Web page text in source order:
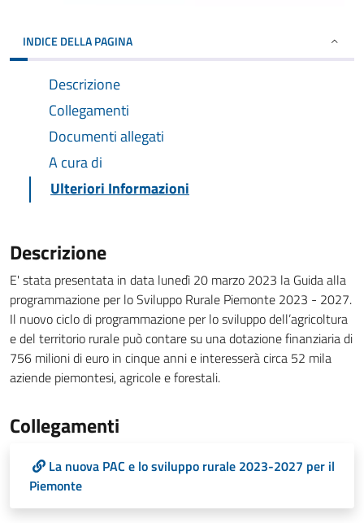
INDICE DELLA PAGINA
Descrizione
Collegamenti
Documenti allegati
A cura di
Ulteriori Informazioni
Descrizione
E' stata presentata in data lunedì 20 marzo 2023 la Guida alla
programmazione per lo Sviluppo Rurale Piemonte 2023 - 2027.
Il nuovo ciclo di programmazione per lo sviluppo dell’agricoltura
e del territorio rurale può contare su una dotazione finanziaria di
756 milioni di euro in cinque anni e interesserà circa 52 mila
aziende piemontesi, agricole e forestali.
Collegamenti
La nuova PAC e lo sviluppo rurale 2023-2027 per il
Piemonte